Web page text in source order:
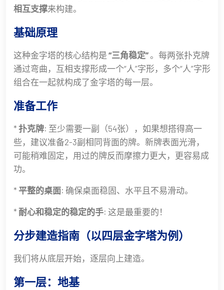
相互支撑来构建。
基础原理
这种金字塔的核心结构是 “三角稳定”。每两张扑克牌
通过弯曲，互相支撑形成一个“人”字形，多个“人”字形
组合在一起就构成了金字塔的每一层。
准备工作
* 扑克牌: 至少需要一副（54张），如果想搭得高一
些，建议准备2-3副相同背面的牌。新牌表面光滑，
可能稍难固定，用过的牌反而摩擦力更大，更容易成
功。
* 平整的桌面: 确保桌面稳固、水平且不易滑动。
* 耐心和稳定的稳定的手: 这是最重要的！
分步建造指南（以四层金字塔为例）
我们将从底层开始，逐层向上建造。
第一层：地基